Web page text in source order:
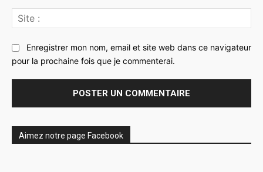
:
Enregistrer mon nom, email et site web dans ce navigateur
pour la prochaine fois que je commenterai.
Aimez notre page Facebook